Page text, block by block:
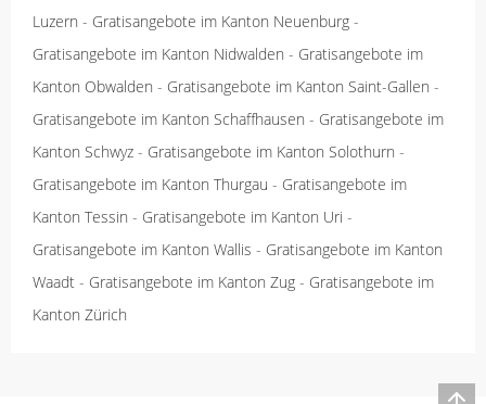
Luzern - Gratisangebote im Kanton Neuenburg -
Gratisangebote im Kanton Nidwalden - Gratisangebote im
Kanton Obwalden - Gratisangebote im Kanton Saint-Gallen -
Gratisangebote im Kanton Schaffhausen - Gratisangebote im
Kanton Schwyz - Gratisangebote im Kanton Solothurn -
Gratisangebote im Kanton Thurgau - Gratisangebote im
Kanton Tessin - Gratisangebote im Kanton Uri -
Gratisangebote im Kanton Wallis - Gratisangebote im Kanton
Waadt - Gratisangebote im Kanton Zug - Gratisangebote im
Kanton Zürich